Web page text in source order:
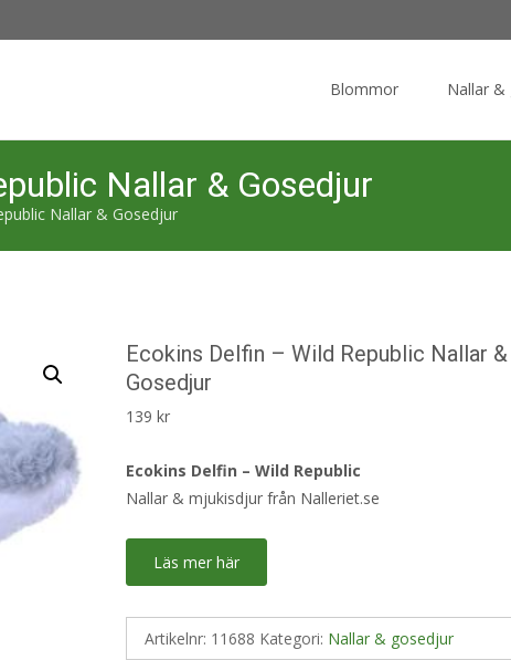
Blommor Nallar &
Nallar & Gosedjur
Nallar & Gosedjur
Ecokins Delfin – Wild Republic Nallar &
Gosedjur
139kr
Ecokins Delfin – Wild Republic
Nallar & mjukisdjur från Nalleriet.se
Läs mer här
Artikelnr: 11688 Kategori: Nallar & gosedjur